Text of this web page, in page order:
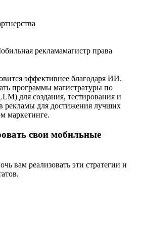
рекламамагистр права
эффективнее благодаря ИИ.
программы магистратуры по
для создания, тестирования и
рекламы для достижения лучших
маркетинге.
свои мобильные
вам реализовать эти стратегии и